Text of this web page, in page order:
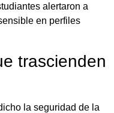
alertaron a
en perfiles
trascienden
la seguridad de la